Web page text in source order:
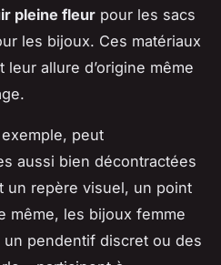
pleine fleur pour les sacs
les bijoux. Ces matériaux
allure d’origine même
peut
aussi bien décontractées
un repère visuel, un point
même, les bijoux femme
pendentif discret ou des